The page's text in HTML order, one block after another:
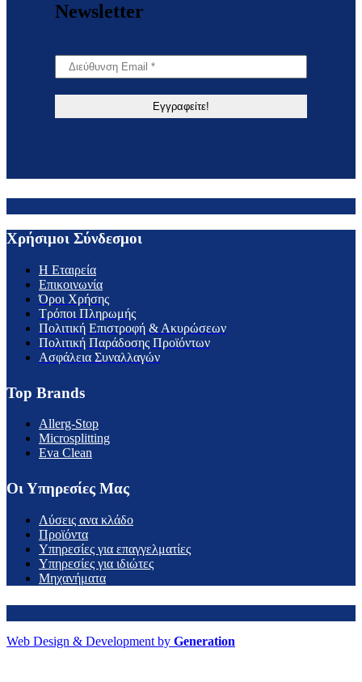
Newsletter
Χρήσιμοι Σύνδεσμοι
H Εταιρεία
Επικοινωνία
Όροι Χρήσης
Τρόποι Πληρωμής
Πολιτική Επιστροφή & Ακυρώσεων
Πολιτική Παράδοσης Προϊόντων
Ασφάλεια Συναλλαγών
Top Brands
Allerg-Stop
Microsplitting
Eva Clean
Οι Υπηρεσίες Μας
Λύσεις ανα κλάδο
Προϊόντα
Υπηρεσίες για επαγγελματίες
Υπηρεσίες για ιδιώτες
Μηχανήματα
Web Design & Development by Generation